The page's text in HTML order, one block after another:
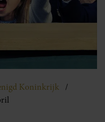
Koninkrijk